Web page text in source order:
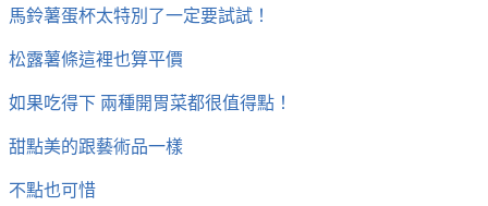
馬鈴薯蛋杯太特別了一定要試試！
松露薯條這裡也算平價
如果吃得下 兩種開胃菜都很值得點！
甜點美的跟藝術品一樣
不點也可惜